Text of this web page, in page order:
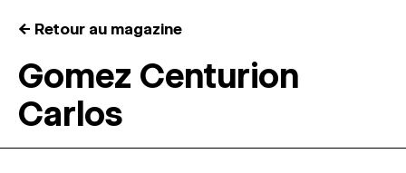
RÉSIDENCES
← Retour au magazine
Gomez Centurion
Carlos